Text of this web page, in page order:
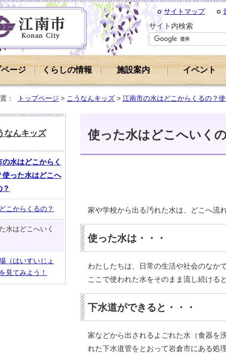
サイトマップ
サイト内検索
ージ くらしの情報 施設案内 イベント
： トップページ > こうなんキッズ > 江南市の水はどこからくるの？
使った水はどこへいく
家や学校から出る汚れた水は、どこへ流
使った水は・・・
わたしたちは、日常の生活や社会のなか
ここで使われた水をそのまま流し続ける
下水道ができると・・・
家などから出されるよごれた水（食器を
れた下水道管をとおって岩倉市にある処
なんキッズ
の水はどこからく
使った水はどこへ
こからくるの？
水はどこへいく
（はいすいじょ
見てみよう！